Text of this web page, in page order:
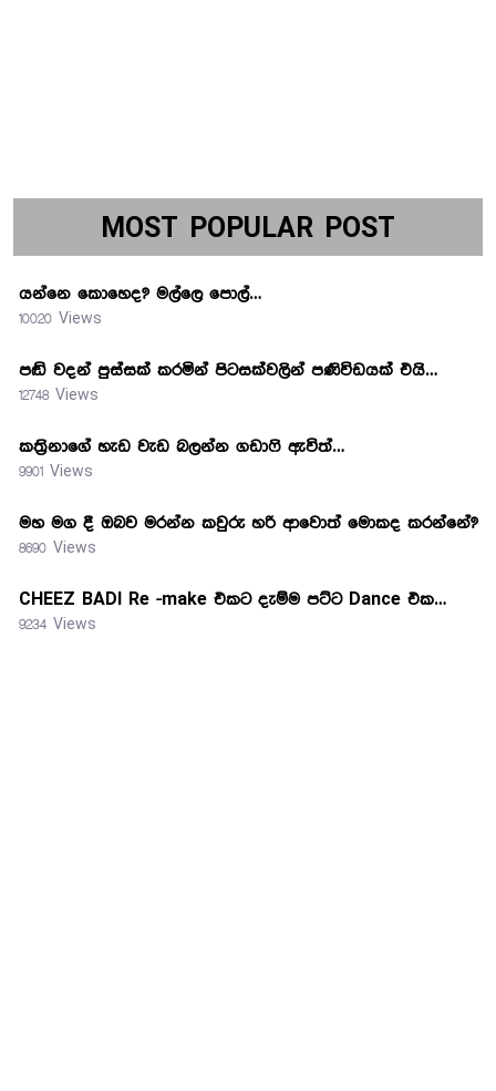
MOST POPULAR POST
යන්නෙ කොහෙද? මල්ලෙ පොල්…
10020 Views
පඬි වදන් පුස්සක් කරමින් පිටසක්වලින් පණිවිඩයක් එයි…
12748 Views
කත්‍රිනාගේ හැඩ වැඩ බලන්න ගඩාෆි ඇවිත්…
9901 Views
මහ මග දී ඔබව මරන්න කවුරු හරි ආවොත් මොකද කරන්නේ?
8690 Views
CHEEZ BADI Re -make එකට දැම්ම පට්ට Dance එක…
9234 Views